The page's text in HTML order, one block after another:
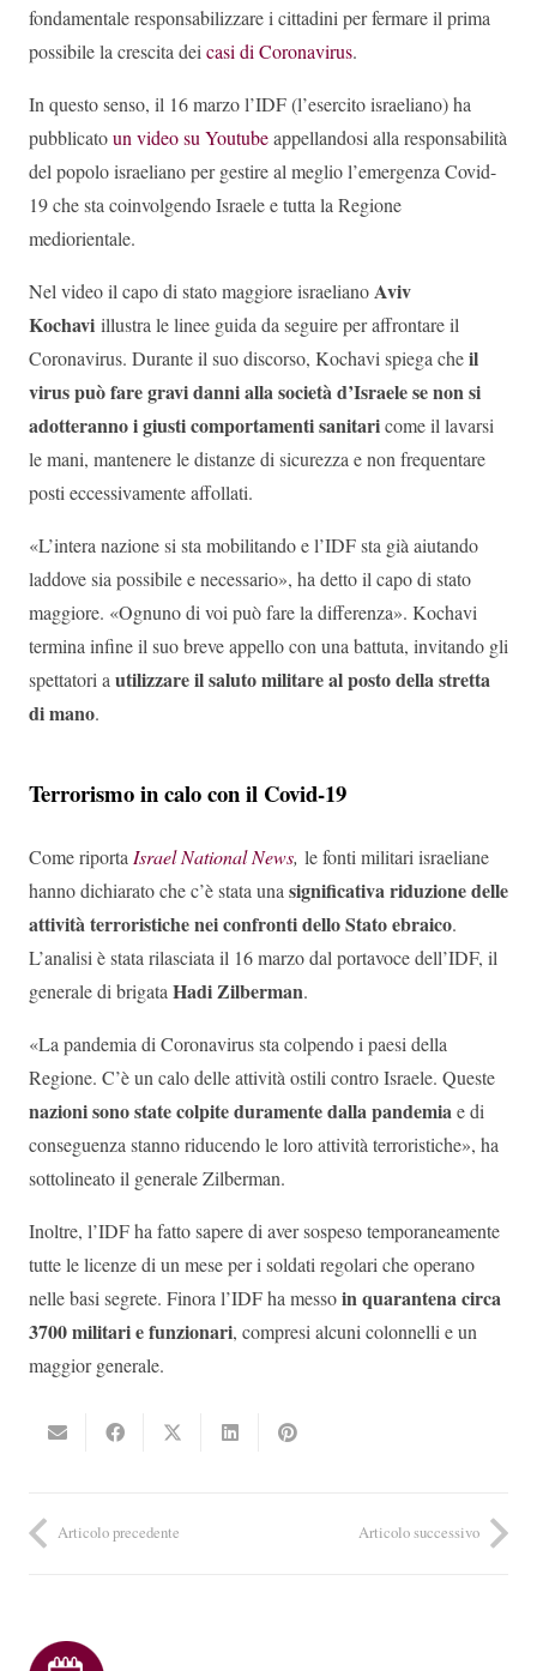
fondamentale responsabilizzare i cittadini per fermare il prima
possibile la crescita deicasi di Coronavirus.
In questo senso, il 16 marzo l’IDF (l’esercito israeliano) ha
pubblicatoun video su Youtubeappellandosi alla responsabilità
del popolo israeliano per gestire al meglio l’emergenza Covid-
19 che sta coinvolgendo Israele e tutta la Regione
mediorientale.
Nel video il capo di stato maggiore israelianoAviv
Kochavi illustra le linee guida da seguire per affrontare il
Coronavirus. Durante il suo discorso, Kochavi spiega cheil
virus può fare gravi danni alla società d’Israele se non si
adotteranno i giusti comportamenti sanitaricome il lavarsi
le mani, mantenere le distanze di sicurezza e non frequentare
posti eccessivamente affollati.
«L’intera nazione si sta mobilitando e l’IDF sta già aiutando
laddove sia possibile e necessario», ha detto il capo di stato
maggiore. «Ognuno di voi può fare la differenza». Kochavi
termina infine il suo breve appello con una battuta, invitando gli
spettatori autilizzare il saluto militare al posto della stretta
di mano.
Terrorismo in calo con il Covid-19
Come riportaIsrael National News, le fonti militari israeliane
hanno dichiarato che c’è stata unasignificativa riduzione delle
attività terroristiche nei confronti dello Stato ebraico.
L’analisi è stata rilasciata il 16 marzo dal portavoce dell’IDF, il
generale di brigataHadi Zilberman.
«La pandemia di Coronavirus sta colpendo i paesi della
Regione. C’è un calo delle attività ostili contro Israele. Queste
nazioni sono state colpite duramente dalla pandemiae di
conseguenza stanno riducendo le loro attività terroristiche», ha
sottolineato il generale Zilberman.
Inoltre, l’IDF ha fatto sapere di aver sospeso temporaneamente
tutte le licenze di un mese per i soldati regolari che operano
nelle basi segrete. Finora l’IDF ha messoin quarantena circa
3700 militari e funzionari, compresi alcuni colonnelli e un
maggior generale.
Articolo precedente Articolo successivo